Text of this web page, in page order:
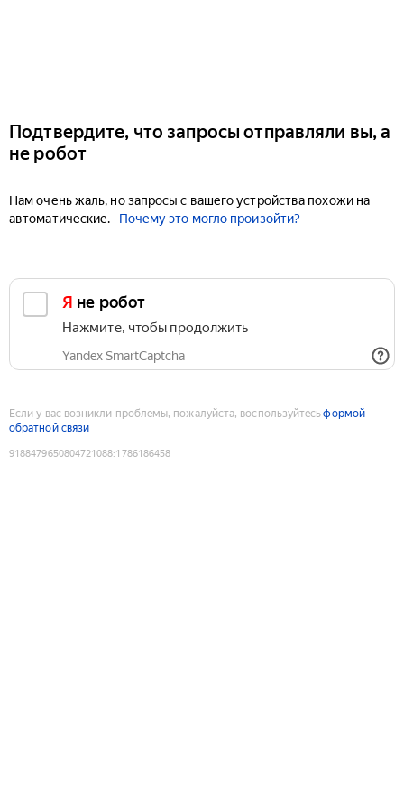
Подтвердите, что запросы отправляли вы, а
не робот
Нам очень жаль, но запросы с вашего устройства похожи на
автоматические.
Почему это могло произойти?
Я не робот
Нажмите, чтобы продолжить
Yandex SmartCaptcha
Если у вас возникли проблемы, пожалуйста, воспользуйтесьформой
обратной связи
9188479650804721088:1786186458